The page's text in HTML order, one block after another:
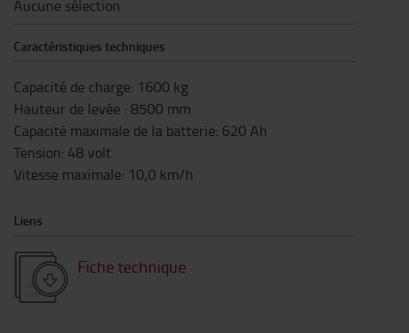
Aucune sélection
Caractéristiques techniques
Capacité de charge: 1600 kg
Hauteur de levée : 8500 mm
Capacité maximale de la batterie: 620 Ah
Tension: 48 volt
Vitesse maximale: 10,0 km/h
Liens
Fiche technique